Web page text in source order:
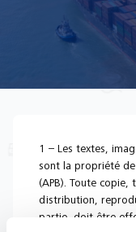
1 – Les textes,
sont la propriété
(APB). Toute copie,
distribution,
partie, doit être